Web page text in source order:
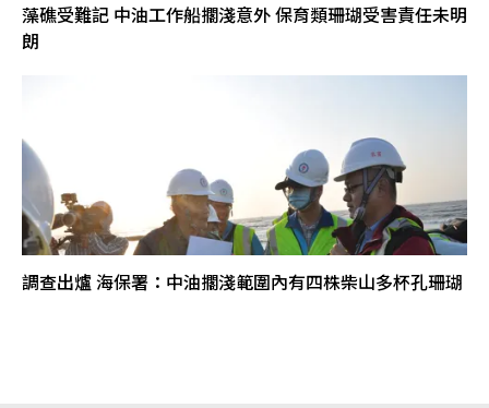
藻礁受難記 中油工作船擱淺意外 保育類珊瑚受害責任未明
朗
調查出爐 海保署：中油擱淺範圍內有四株柴山多杯孔珊瑚